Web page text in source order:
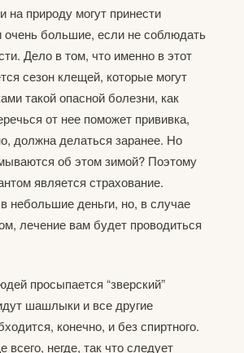
на природу могут принести
очень большие, если не соблюдать
Дело в том, что именно в этот
сезон клещей, которые могут
такой опасной болезни, как
от нее поможет прививка,
должна делаться заранее. Но
об этом зимой? Поэтому
является страхование.
небольшие деньги, но, в случае
лечение вам будет проводиться
просыпается “зверский”
шашлыки и все другие
конечно, и без спиртного.
негде, так что следует